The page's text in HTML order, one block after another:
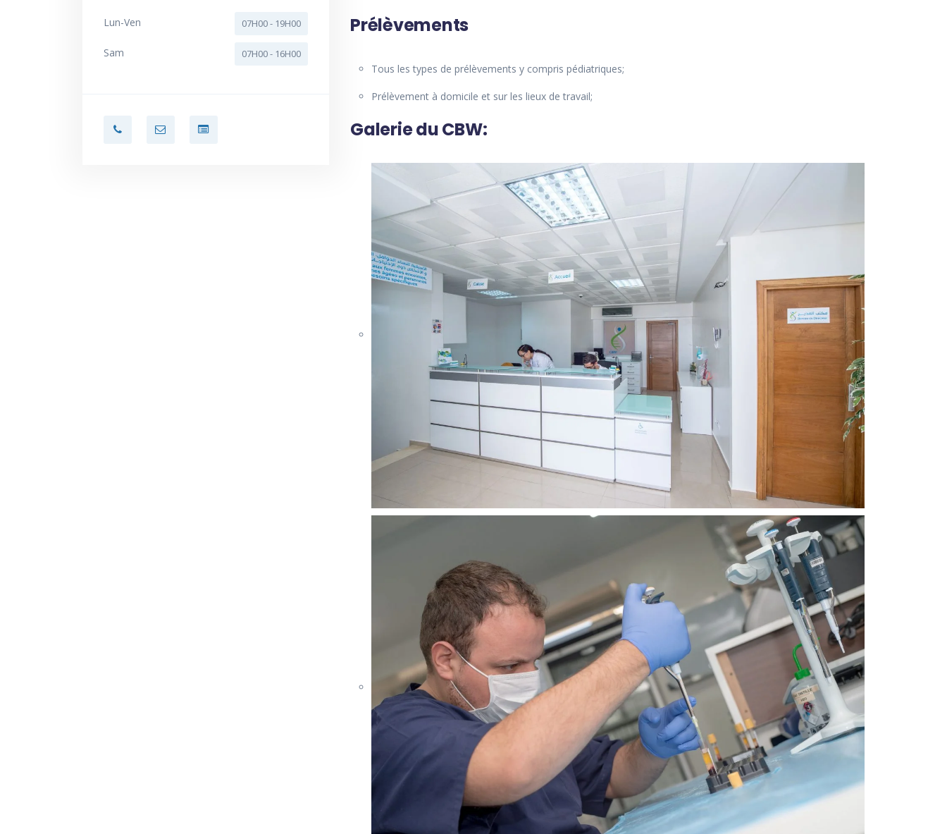
Lun-Ven 07H00 - 19H00
Sam 07H00 - 16H00
Prélèvements
Tous les types de prélèvements y compris pédiatriques;
Prélèvement à domicile et sur les lieux de travail;
Galerie du CBW: